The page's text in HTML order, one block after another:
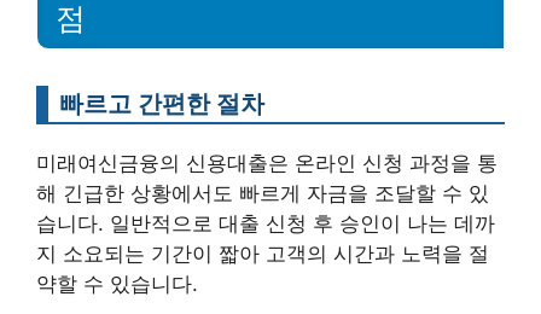
점
빠르고 간편한 절차
미래여신금융의 신용대출은 온라인 신청 과정을 통
해 긴급한 상황에서도 빠르게 자금을 조달할 수 있
습니다. 일반적으로 대출 신청 후 승인이 나는 데까
지 소요되는 기간이 짧아 고객의 시간과 노력을 절
약할 수 있습니다.